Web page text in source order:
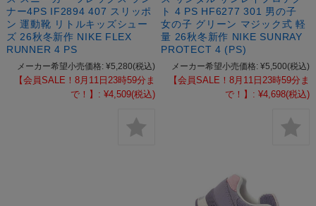
ナー4PS IF2894 407 スリッポ
ン 運動靴 リトルキッズシュー
ズ 26秋冬新作 NIKE FLEX
RUNNER 4 PS
メーカー希望小売価格: ¥5,280(税込)
【会員SALE！8月11日23時59分ま
で！】: ¥4,509(税込)
ト 4 PS HF6277 301 男の子
女の子 グリーン マジック式 軽
量 26秋冬新作 NIKE SUNRAY
PROTECT 4 (PS)
メーカー希望小売価格: ¥5,500(税込)
【会員SALE！8月11日23時59分ま
で！】: ¥4,698(税込)